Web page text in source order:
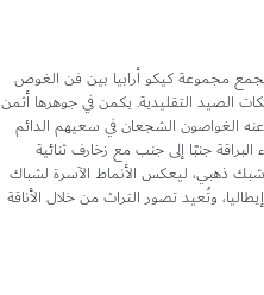
تجمع مجموعة كيكو أرابيا بين فن الغوص
الصيد التقليدية. يكمن في جوهرها أثمن
الغواصون الشجعان في سعيهم الدائم
البراقة جنبًا إلى جنب مع زخارف ثنائية
ذهبي، ليعكس الأنماط الآسرة لشباك
وتُعيد تصور التراث من خلال الأناقة